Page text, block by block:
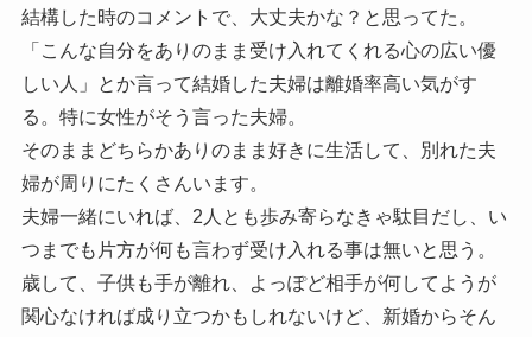
結構した時のコメントで、大丈夫かな？と思ってた。
「こんな自分をありのまま受け入れてくれる心の広い優
しい人」とか言って結婚した夫婦は離婚率高い気がす
る。特に女性がそう言った夫婦。
そのままどちらかありのまま好きに生活して、別れた夫
婦が周りにたくさんいます。
夫婦一緒にいれば、2人とも歩み寄らなきゃ駄目だし、い
つまでも片方が何も言わず受け入れる事は無いと思う。
歳して、子供も手が離れ、よっぽど相手が何してようが
関心なければ成り立つかもしれないけど、新婚からそん